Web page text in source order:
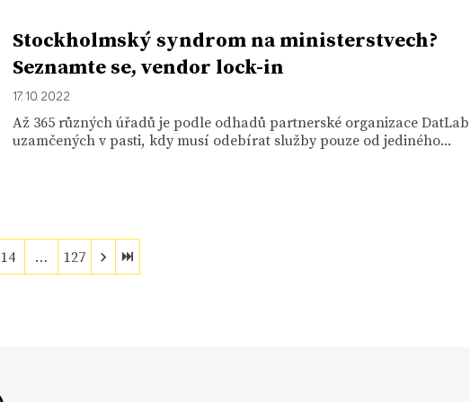
Stockholmský syndrom na ministerstvech?
Seznamte se, vendor lock-in
17. 10. 2022
Až 365 různých úřadů je podle odhadů partnerské organizace DatLab
uzamčených v pasti, kdy musí odebírat služby pouze od jediného...
14 … 127